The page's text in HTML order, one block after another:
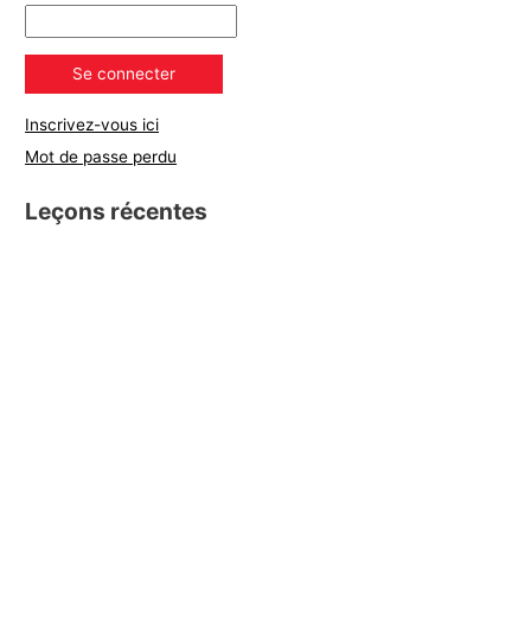
Inscrivez-vous ici
Mot de passe perdu
Leçons récentes